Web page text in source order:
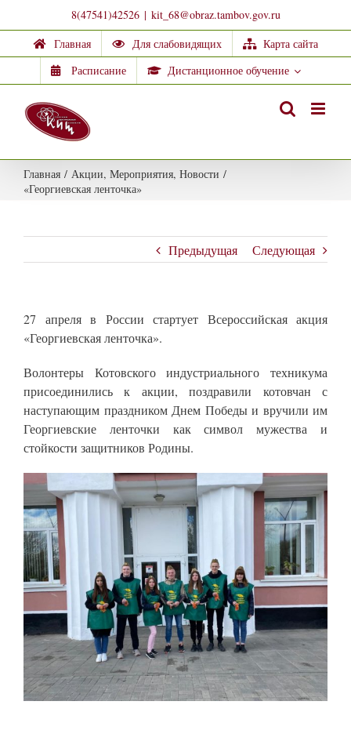
to
content
8(47541)42526 | kit_68@obraz.tambov.gov.ru
Главная
Для слабовидящих
Карта сайта
Расписание
Дистанционное обучение
Главная / Акции, Мероприятия, Новости /
«Георгиевская ленточка»
Предыдущая Следующая
27 апреля в России стартует Всероссийская акция
«Георгиевская ленточка».
Волонтеры Котовского индустриального техникума
присоединились к акции, поздравили котовчан с
наступающим праздником Днем Победы и вручили им
Георгиевские ленточки как символ мужества и
стойкости защитников Родины.